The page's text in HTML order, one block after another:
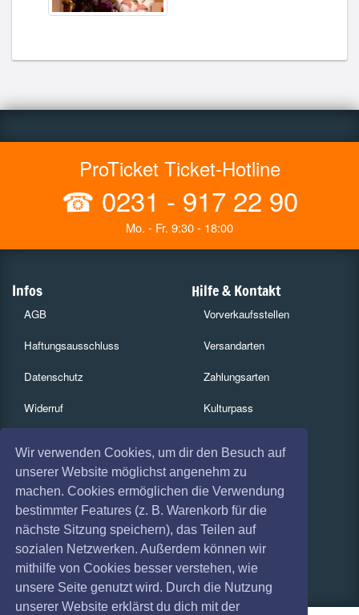
Wir verwenden Cookies, um dir den Besuch auf
unserer Website möglichst angenehm zu
machen. Cookies ermöglichen die Verwendung
bestimmter Features (z. B. Warenkorb für die
nächste Sitzung speichern), das Teilen auf
sozialen Netzwerken. Außerdem können wir
mithilfe von Cookies besser verstehen, wie
unsere Seite genutzt wird. Durch die Nutzung
unserer Website erklärst du dich mit der
ProTicket Ticket-Hotline
☎ 0231 - 917 22 90
Mo. - Fr. 9:30 - 18:00
Infos
AGB
Haftungsausschluss
Datenschutz
Widerruf
Absagen
Coronavirus (COVID 19)
Hilfe & Kontakt
Vorverkaufsstellen
Versandarten
Zahlungsarten
Kulturpass
Services
Gutscheine
Geschäftskunden
Kartenrückgabe
Besucherregistrierung